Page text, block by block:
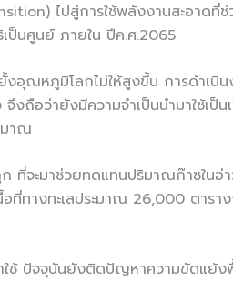
ไปสู่การใช้พลังงานสะอาดที่
ป็นศูนย์ ภายใน ปีค.ศ.2065
หภูมิโลกไม่ให้สูงขึ้น การดำเนิน
ถือว่ายังมีความจำเป็นนำมาใช้เ
มาณ
ที่จะมาช่วยทดแทนปริมาณก๊าซใน
อที่ทางทะเลประมาณ 26,000 ตารา
ปัจจุบันยังติดปัญหาความขัดแย้ง